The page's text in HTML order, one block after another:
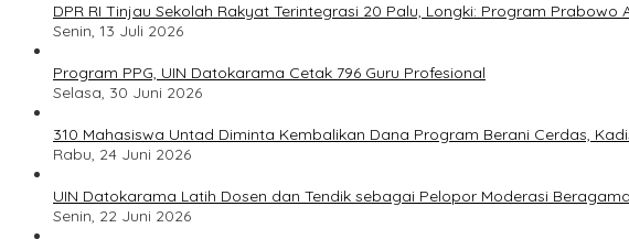
DPR RI Tinjau Sekolah Rakyat Terintegrasi 20 Palu, Longki: Program Prabowo
Senin, 13 Juli 2026
Program PPG, UIN Datokarama Cetak 796 Guru Profesional
Selasa, 30 Juni 2026
310 Mahasiswa Untad Diminta Kembalikan Dana Program Berani Cerdas,
Rabu, 24 Juni 2026
UIN Datokarama Latih Dosen dan Tendik sebagai Pelopor Moderasi Beragama
Senin, 22 Juni 2026